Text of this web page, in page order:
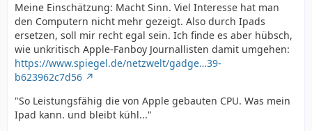
Meine Einschätzung: Macht Sinn. Viel Interesse hat man
den Computern nicht mehr gezeigt. Also durch Ipads
ersetzen, soll mir recht egal sein. Ich finde es aber hübsch,
wie unkritisch Apple-Fanboy Journallisten damit umgehen:
https://www.spiegel.de/netzwelt/gadge…39-
b623962c7d56
"So Leistungsfähig die von Apple gebauten CPU. Was mein
Ipad kann. und bleibt kühl..."